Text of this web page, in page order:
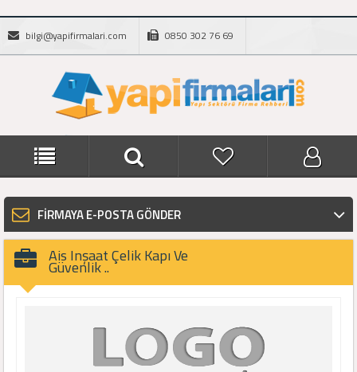
bilgi@yapifirmalari.com 0850 302 76 69
FİRMAYA E-POSTA GÖNDER
Ais Inşaat Çelik Kapı Ve
Güvenlik ..